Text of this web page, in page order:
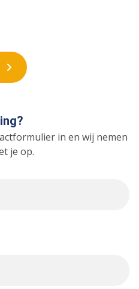
in en wij nemen
je op.